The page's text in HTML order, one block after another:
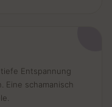
Entspannung
Eine schamanisch